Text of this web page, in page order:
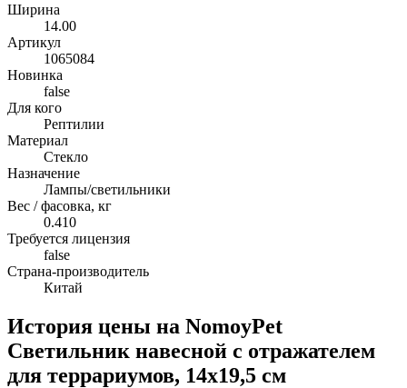
Ширина
14.00
Артикул
1065084
Новинка
false
Для кого
Рептилии
Материал
Стекло
Назначение
Лампы/светильники
Вес / фасовка, кг
0.410
Требуется лицензия
false
Страна-производитель
Китай
История цены на NomoyPet
Светильник навесной с отражателем
для террариумов, 14х19,5 см